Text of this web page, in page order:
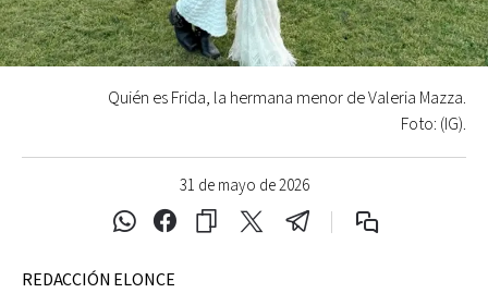
31 de mayo de 2026
Quién es Frida, la hermana menor de Valeria Mazza.
Foto: (IG).
REDACCIÓN ELONCE